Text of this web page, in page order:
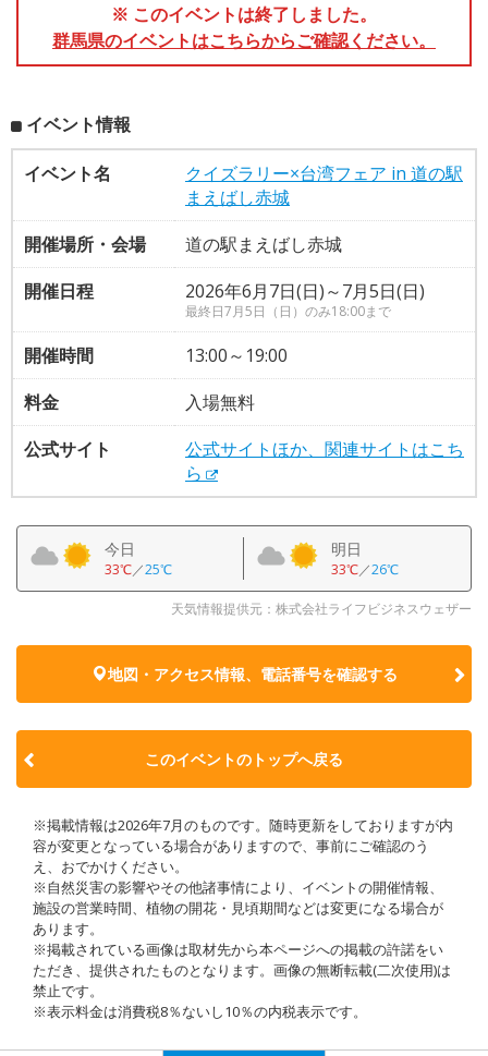
※ このイベントは終了しました。
群馬県のイベントはこちらからご確認ください。
イベント情報
イベント名
クイズラリー×台湾フェア in 道の駅
まえばし赤城
開催場所・会場
道の駅まえばし赤城
開催日程
2026年6月7日(日)～7月5日(日)
最終日7月5日（日）のみ18:00まで
開催時間
13:00～19:00
料金
入場無料
公式サイト
公式サイトほか、関連サイトはこち
ら
今日
33℃／25℃
明日
33℃／26℃
天気情報提供元：株式会社ライフビジネスウェザー
地図・アクセス情報、電話番号を確認する
このイベントのトップへ戻る
※掲載情報は2026年7月のものです。随時更新をしておりますが内
容が変更となっている場合がありますので、事前にご確認のう
え、おでかけください。
※自然災害の影響やその他諸事情により、イベントの開催情報、
施設の営業時間、植物の開花・見頃期間などは変更になる場合が
あります。
※掲載されている画像は取材先から本ページへの掲載の許諾をい
ただき、提供されたものとなります。画像の無断転載(二次使用)は
禁止です。
※表示料金は消費税8％ないし10％の内税表示です。